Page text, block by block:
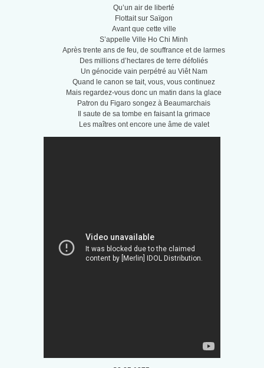
Qu’un air de liberté
Flottait sur Saïgon
Avant que cette ville
S’appelle Ville Ho Chi Minh
Après trente ans de feu, de souffrance et de larmes
Des millions d’hectares de terre défoliés
Un génocide vain perpétré au Viêt Nam
Quand le canon se tait, vous, vous continuez
Mais regardez-vous donc un matin dans la glace
Patron du Figaro songez à Beaumarchais
Il saute de sa tombe en faisant la grimace
Les maîtres ont encore une âme de valet